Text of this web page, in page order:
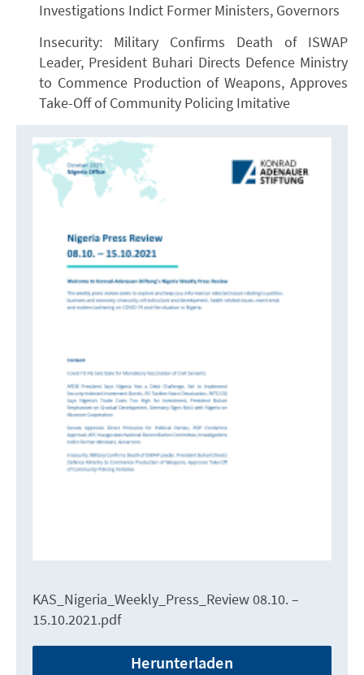
Investigations Indict Former Ministers, Governors
Insecurity: Military Confirms Death of ISWAP
Leader, President Buhari Directs Defence Ministry
to Commence Production of Weapons, Approves
Take-Off of Community Policing Imitative
KAS_Nigeria_Weekly_Press_Review 08.10. –
15.10.2021.pdf
Herunterladen